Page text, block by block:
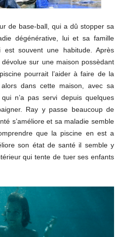
de base-ball, qui a dû stopper sa
dégénérative, lui et sa famille
souvent une habitude. Après
sur une maison possèdant
pourrait l’aider à faire de la
dans cette maison, avec sa
n’a pas servi depuis quelques
Ray y passe beaucoup de
s’améliore et sa maladie semble
que la piscine en est a
son état de santé il semble y
qui tente de tuer ses enfants